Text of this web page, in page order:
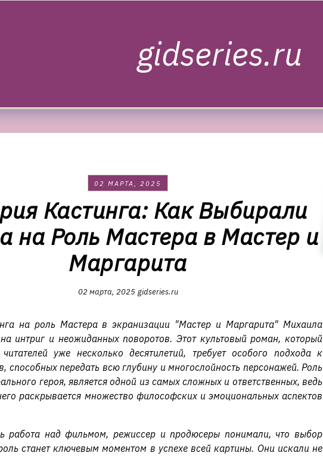
gidseries.ru
02 МАРТА, 2025
Кастинга: Как Выбирали
на Роль Мастера в Мастер и
Маргарита
02 марта, 2025 gidseries.ru
на роль Мастера в экранизации "Мастер и Маргарита" Михаила
интриг и неожиданных поворотов. Этот культовый роман, который
уже несколько десятилетий, требует особого подхода к
способных передать всю глубину и многослойность персонажей. Роль
героя, является одной из самых сложных и ответственных, ведь
раскрывается множество философских и эмоциональных аспектов
работа над фильмом, режиссер и продюсеры понимали, что выбор
станет ключевым моментом в успехе всей картины. Они искали не